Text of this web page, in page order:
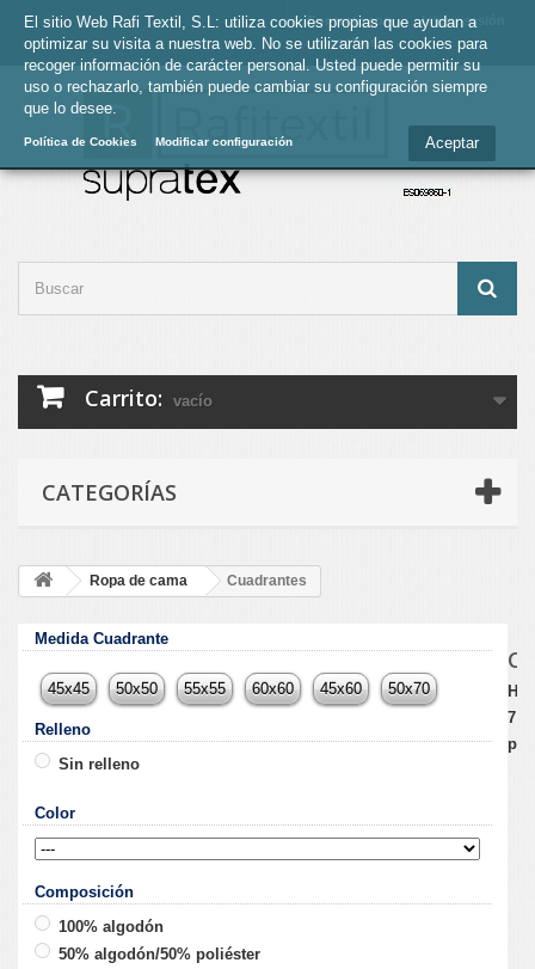
Iniciar sesión
Contacte con
nosotros
Carrito: vacío
CATEGORÍAS
Ropa de cama Cuadrantes
Medida Cuadrante
45x45 50x50 55x55 60x60 45x60 50x70
Relleno
Sin relleno
Color
Composición
100% algodón
50% algodón/50% poliéster
Hay
7
El sitio Web Rafi Textil, S.L: utiliza cookies propias que ayudan a
optimizar su visita a nuestra web. No se utilizarán las cookies para
recoger información de carácter personal. Usted puede permitir su
uso o rechazarlo, también puede cambiar su configuración siempre
que lo desee.
Política de Cookies Modificar configuración Aceptar